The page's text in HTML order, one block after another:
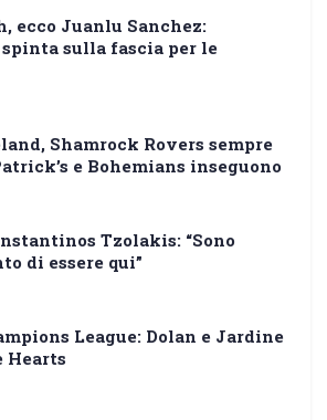
ecco Juanlu Sanchez:
sulla fascia per le
Shamrock Rovers sempre
e Bohemians inseguono
Tzolakis: “Sono
di essere qui”
League: Dolan e Jardine
Hearts